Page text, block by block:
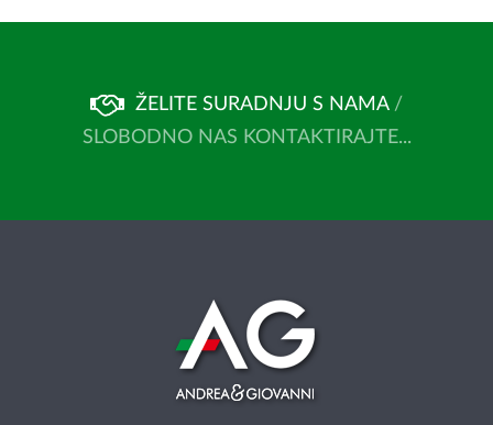
ŽELITE SURADNJU S NAMA /
SLOBODNO NAS KONTAKTIRAJTE...